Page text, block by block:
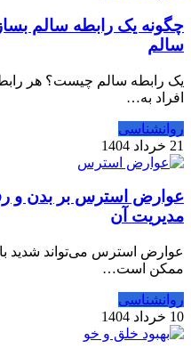
چگونه یک رابطه سالم
سالم
یک رابطه سالم چیست؟ هر
افراد به…
روانشناسی
21 خرداد 1404
عوارض استرس بر بدن و
مدیریت آن
عوارض استرس می‌تواند شدید
ممکن است…
روانشناسی
10 خرداد 1404